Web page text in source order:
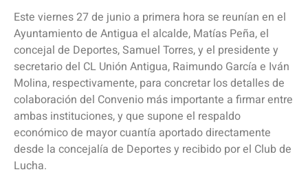
Este viernes 27 de junio a primera hora se reunían en el
Ayuntamiento de Antigua el alcalde, Matías Peña, el
concejal de Deportes, Samuel Torres, y el presidente y
secretario del CL Unión Antigua, Raimundo García e Iván
Molina, respectivamente, para concretar los detalles de
colaboración del Convenio más importante a firmar entre
ambas instituciones, y que supone el respaldo
económico de mayor cuantía aportado directamente
desde la concejalía de Deportes y recibido por el Club de
Lucha.